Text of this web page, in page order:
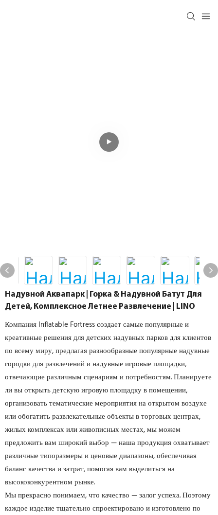
Надувной Аквапарк | Горка & Надувной Батут Для
Детей, Комплексное Летнее Развлечение | LINO
Компания Inflatable Fortress создает самые популярные и
креативные решения для детских надувных парков для клиентов
по всему миру, предлагая разнообразные популярные надувные
городки для развлечений и надувные игровые площадки,
отвечающие различным сценариям и потребностям. Планируете
ли вы открыть детскую игровую площадку в помещении,
организовать тематические мероприятия на открытом воздухе
или обогатить развлекательные объекты в торговых центрах,
жилых комплексах или живописных местах, мы можем
предложить вам широкий выбор — наша продукция охватывает
различные типоразмеры и ценовые диапазоны, обеспечивая
баланс качества и затрат, помогая вам выделиться на
высококонкурентном рынке.
Мы прекрасно понимаем, что качество — залог успеха. Поэтому
каждое изделие тщательно спроектировано и изготовлено по